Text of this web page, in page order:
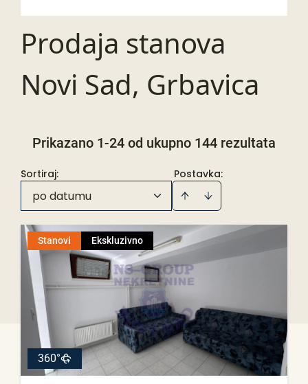
Prodaja stanova
Novi Sad, Grbavica
Prikazano 1-24 od ukupno 144 rezultata
Postavka:
Sortiraj:
po datumu
Stanovi Ekskluzivno
360°